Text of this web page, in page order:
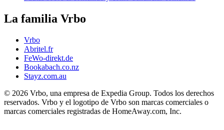
La familia Vrbo
Vrbo
Abritel.fr
FeWo-direkt.de
Bookabach.co.nz
Stayz.com.au
© 2026 Vrbo, una empresa de Expedia Group. Todos los derechos
reservados. Vrbo y el logotipo de Vrbo son marcas comerciales o
marcas comerciales registradas de HomeAway.com, Inc.